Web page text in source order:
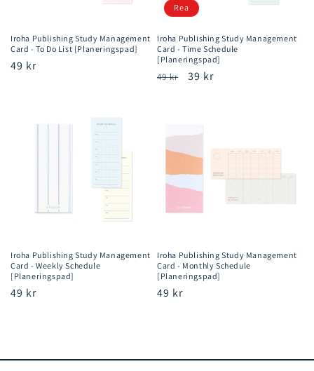
Iroha Publishing Study Management
Card - To Do List [Planeringspad]
Ordinarie
49 kr
Rea
Iroha Publishing Study Management
Card - Time Schedule
[Planeringspad]
Ordinarie
49 kr Försäljningspris
39 kr
Iroha Publishing Study Management
Card - Weekly Schedule
[Planeringspad]
Ordinarie
49 kr
Iroha Publishing Study Management
Card - Monthly Schedule
[Planeringspad]
Ordinarie
49 kr